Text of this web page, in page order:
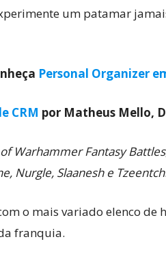
um patamar
Personal Organizer
CRM por Matheus Mello,
Warhammer Fantasy Battles
Nurgle, Slaanesh e Tzeentch.
o mais variado elenco de
franquia.